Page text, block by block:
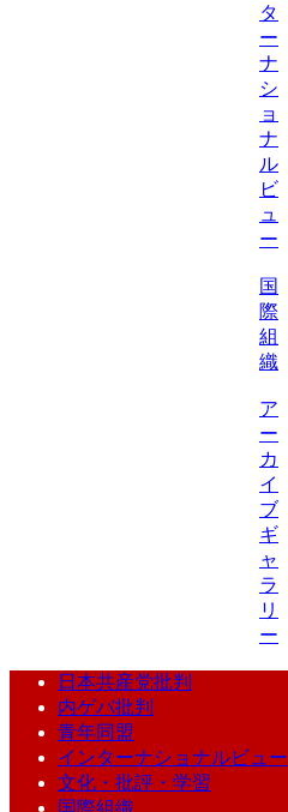
タ
ー
ナ
シ
ョ
ナ
ル
ビ
ュ
ー
国
際
組
織
ア
ー
カ
イ
ブ
ギ
ャ
ラ
リ
ー
日本共産党批判
内ゲバ批判
青年同盟
インターナショナルビュー
文化・批評・学習
国際組織